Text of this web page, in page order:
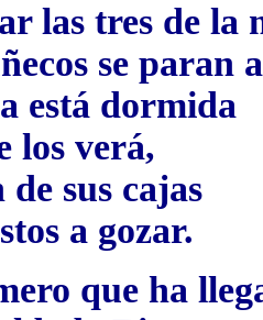
las tres de la
se paran
está dormida
los verá,
de sus cajas
a gozar.
que ha